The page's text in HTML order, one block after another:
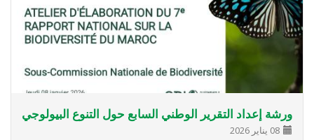
ورشة إعداد التقرير الوطني السابع حول التنوع البيولوجي
08 يناير 2026